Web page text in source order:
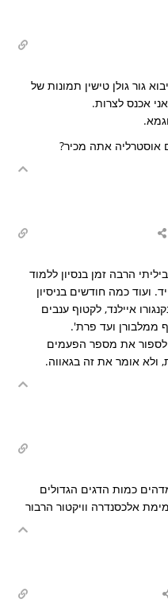
גור גולן טישין תמונות של
אכנס לצרות.
אתה מכיר?
הרבה זמן בנסיון ללמוד
ועוד כמה חודשים בניסיון
איילנד, לקטוף ענבים
ממלבורן ועד פרת'.
לספור את מספר הפעמים
ולא אומר את זה בגאווה.
כמות הדגים הגדולים
אלכסנדרה וויקטור הרבור